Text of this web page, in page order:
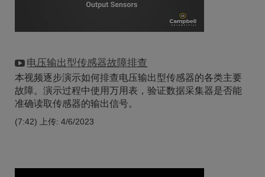
电压输出型传感器故障排查
本视频逐步演示如何排查电压输出型传感器的各类主要
故障。演示过程中使用万用表，验证数据采集器是否能
准确读取传感器的输出信号。
(7:42) 上传: 4/6/2023